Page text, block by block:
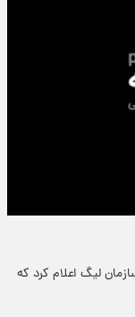
ليگ اعلام کرد که